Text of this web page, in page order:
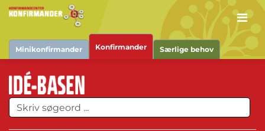
Minikonfirmander Konfirmander Særlige behov